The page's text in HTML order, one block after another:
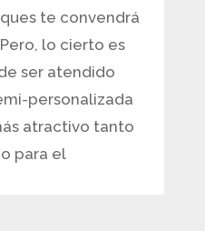
te convendrá
lo cierto es
ser atendido
personalizada
atractivo tanto
para el